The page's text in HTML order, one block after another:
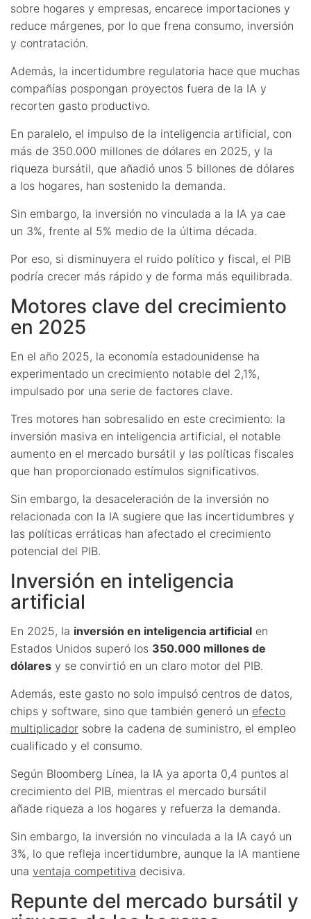
sobre hogares y empresas, encarece importaciones y
reduce márgenes, por lo que frena consumo, inversión
y contratación.
Además, la incertidumbre regulatoria hace que muchas
compañías pospongan proyectos fuera de la IA y
recorten gasto productivo.
En paralelo, el impulso de la inteligencia artificial, con
más de 350.000 millones de dólares en 2025, y la
riqueza bursátil, que añadió unos 5 billones de dólares
a los hogares, han sostenido la demanda.
Sin embargo, la inversión no vinculada a la IA ya cae
un 3%, frente al 5% medio de la última década.
Por eso, si disminuyera el ruido político y fiscal, el PIB
podría crecer más rápido y de forma más equilibrada.
Motores clave del crecimiento
en 2025
En el año 2025, la economía estadounidense ha
experimentado un crecimiento notable del 2,1%,
impulsado por una serie de factores clave.
Tres motores han sobresalido en este crecimiento: la
inversión masiva en inteligencia artificial, el notable
aumento en el mercado bursátil y las políticas fiscales
que han proporcionado estímulos significativos.
Sin embargo, la desaceleración de la inversión no
relacionada con la IA sugiere que las incertidumbres y
las políticas erráticas han afectado el crecimiento
potencial del PIB.
Inversión en inteligencia
artificial
En 2025, la inversión en inteligencia artificial en
Estados Unidos superó los 350.000 millones de
dólares y se convirtió en un claro motor del PIB.
Además, este gasto no solo impulsó centros de datos,
chips y software, sino que también generó un efecto
multiplicador sobre la cadena de suministro, el empleo
cualificado y el consumo.
Según Bloomberg Línea, la IA ya aporta 0,4 puntos al
crecimiento del PIB, mientras el mercado bursátil
añade riqueza a los hogares y refuerza la demanda.
Sin embargo, la inversión no vinculada a la IA cayó un
3%, lo que refleja incertidumbre, aunque la IA mantiene
una ventaja competitiva decisiva.
Repunte del mercado bursátil y